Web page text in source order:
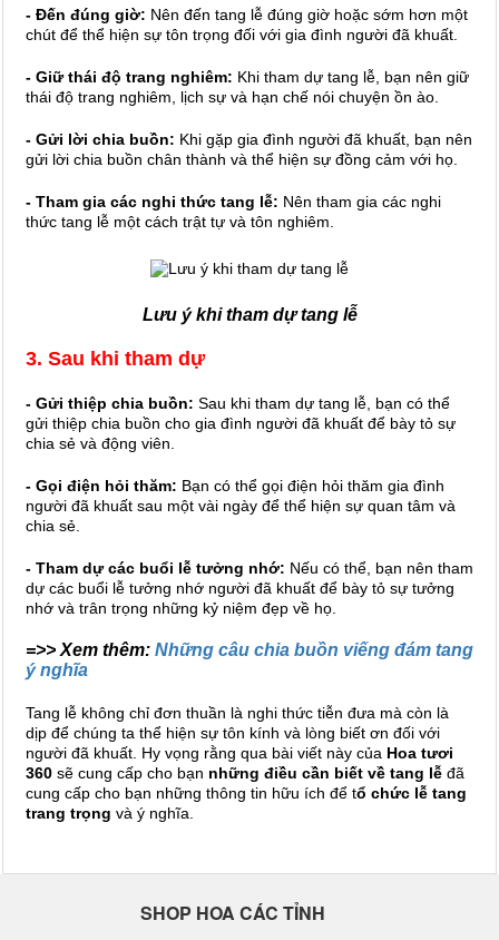
- Đến đúng giờ: Nên đến tang lễ đúng giờ hoặc sớm hơn một
chút để thể hiện sự tôn trọng đối với gia đình người đã khuất.
- Giữ thái độ trang nghiêm: Khi tham dự tang lễ, bạn nên giữ
thái độ trang nghiêm, lịch sự và hạn chế nói chuyện ồn ào.
- Gửi lời chia buồn: Khi gặp gia đình người đã khuất, bạn nên
gửi lời chia buồn chân thành và thể hiện sự đồng cảm với họ.
- Tham gia các nghi thức tang lễ: Nên tham gia các nghi
thức tang lễ một cách trật tự và tôn nghiêm.
Lưu ý khi tham dự tang lễ
3. Sau khi tham dự
- Gửi thiệp chia buồn: Sau khi tham dự tang lễ, bạn có thể
gửi thiệp chia buồn cho gia đình người đã khuất để bày tỏ sự
chia sẻ và động viên.
- Gọi điện hỏi thăm: Bạn có thể gọi điện hỏi thăm gia đình
người đã khuất sau một vài ngày để thể hiện sự quan tâm và
chia sẻ.
- Tham dự các buổi lễ tưởng nhớ: Nếu có thể, bạn nên tham
dự các buổi lễ tưởng nhớ người đã khuất để bày tỏ sự tưởng
nhớ và trân trọng những kỷ niệm đẹp về họ.
=>> Xem thêm: Những câu chia buồn viếng đám tang
ý nghĩa
Tang lễ không chỉ đơn thuần là nghi thức tiễn đưa mà còn là
dịp để chúng ta thể hiện sự tôn kính và lòng biết ơn đối với
người đã khuất. Hy vọng rằng qua bài viết này của Hoa tươi
360 sẽ cung cấp cho bạn những điều cần biết về tang lễ đã
cung cấp cho bạn những thông tin hữu ích để tổ chức lễ tang
trang trọng và ý nghĩa.
SHOP HOA CÁC TỈNH